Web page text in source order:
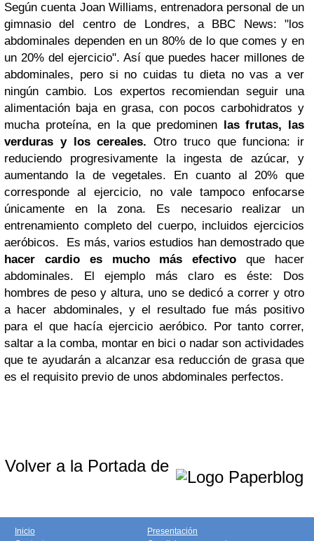
Según cuenta Joan Williams, entrenadora personal de un
gimnasio del centro de Londres, a BBC News: "los
abdominales dependen en un 80% de lo que comes y en
un 20% del ejercicio". Así que puedes hacer millones de
abdominales, pero si no cuidas tu dieta no vas a ver
ningún cambio. Los expertos recomiendan seguir una
alimentación baja engrasa, con pocos carbohidratos y
mucha proteína,en la que predominen las frutas, las
verduras y los cereales. Otro truco que funciona: ir
reduciendo progresivamente la ingesta de azúcar, y
aumentando la de vegetales.
En cuanto al 20% que
corresponde al ejercicio, no vale tampoco enfocarse
únicamente en la zona. Es necesario realizar un
entrenamiento completo del cuerpo, incluidos ejercicios
aeróbicos. Es más, varios estudios han demostrado que
hacer cardio
es mucho másefectivo que hacer
abdominales. El ejemplo más claro es éste: Dos
hombres de peso y altura, uno se dedicó a correr y otro
a hacer abdominales, y el resultado fue más positivo
para el que hacía ejercicio aeróbico. Por tanto correr,
saltar a la comba, montar en bici o nadar son actividades
que te ayudarán a alcanzar esa reducción de grasa que
es el requisito previo de unos abdominales perfectos.
Volver a la Portada de
Inicio
Presentación